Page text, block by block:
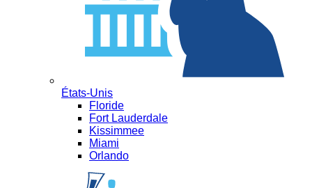
États-Unis
Floride
Fort Lauderdale
Kissimmee
Miami
Orlando